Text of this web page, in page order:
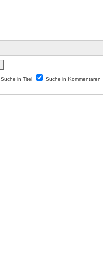
Suche in Titel Suche in Kommentaren